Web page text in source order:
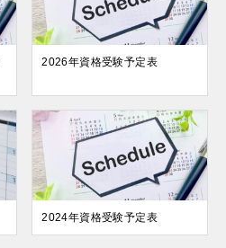
2026年資格受験予定表
2024年資格受験予定表